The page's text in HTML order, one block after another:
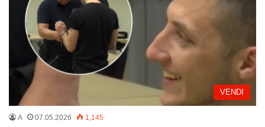
VENDI
A 07.05.2026 1,145